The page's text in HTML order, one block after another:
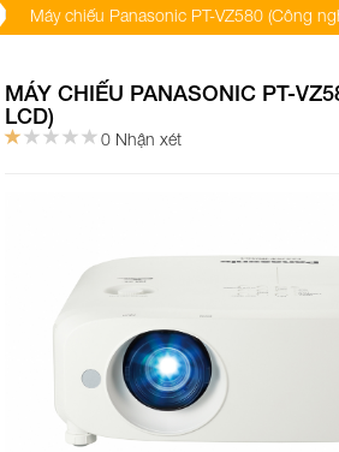
Máy chiếu Panasonic PT-VZ580 (Công
MÁY CHIẾU PANASONIC PT-
LCD)
0 Nhận xét